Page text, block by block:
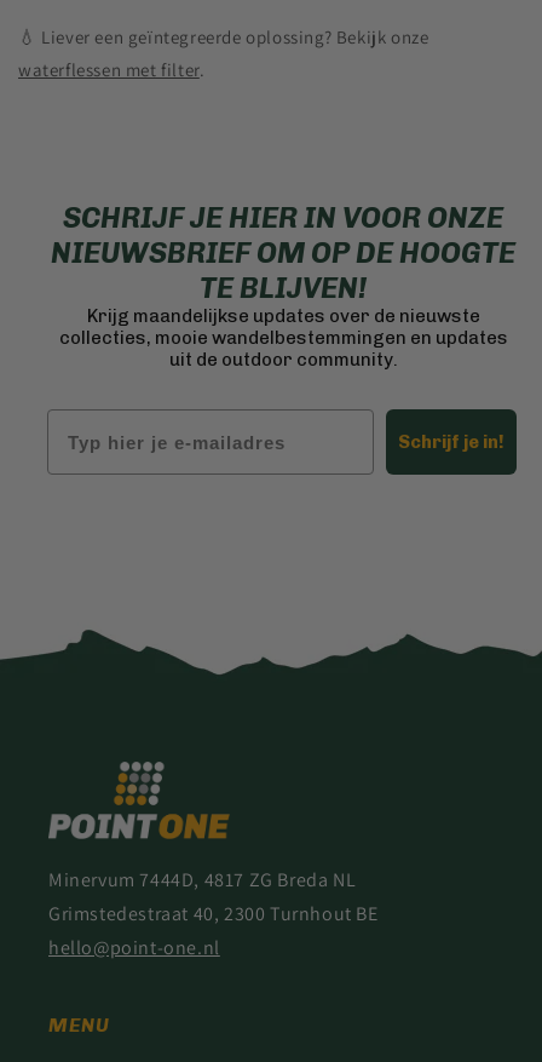
💧 Liever een geïntegreerde oplossing? Bekijk onze
waterflessen met filter.
SCHRIJF JE HIER IN VOOR ONZE
NIEUWSBRIEF OM OP DE HOOGTE
TE BLIJVEN!
Krijg maandelijkse updates over de nieuwste
collecties, mooie wandelbestemmingen en updates
uit de outdoor community.
Email
Schrijf je in!
Minervum 7444D, 4817 ZG Breda NL
Grimstedestraat 40, 2300 Turnhout BE
hello@point-one.nl
MENU